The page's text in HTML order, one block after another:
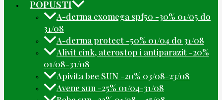
POPUSTI
A-derma exomega spf50 -30% 01/05 do
31/08
A-derma protect -50% 01/04 do 31/08
Alivit cink, aterostop i antiparazit -20%
01/08-31/08
Apivita bee SUN -20% 03/08-23/08
Avene sun -25% 01/04-31/08